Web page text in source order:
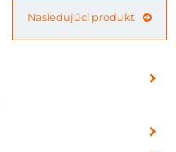
Nasledujúci produkt